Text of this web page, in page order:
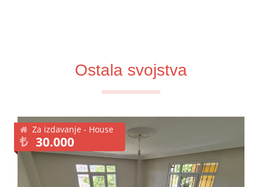
Ostala svojstva
Za izdavanje - House
30.000